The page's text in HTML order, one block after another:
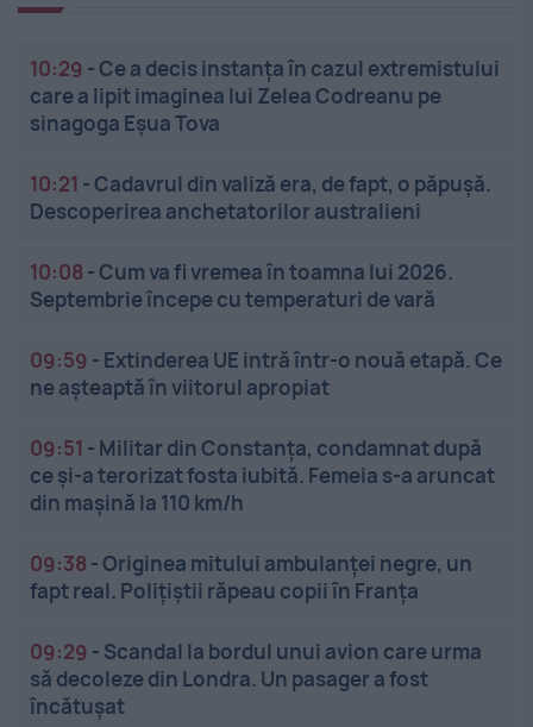
10:29 -Ce a decis instanța în cazul extremistului
care a lipit imaginea lui Zelea Codreanu pe
sinagoga Eșua Tova
10:21 -Cadavrul din valiză era, de fapt, o păpușă.
Descoperirea anchetatorilor australieni
10:08 -Cum va fi vremea în toamna lui 2026.
Septembrie începe cu temperaturi de vară
09:59 - Extinderea UE intră într-o nouă etapă. Ce
ne așteaptă în viitorul apropiat
09:51 - Militar din Constanța, condamnat după
ce și-a terorizat fosta iubită. Femeia s-a aruncat
din mașină la 110 km/h
09:38 -Originea mitului ambulanței negre, un
fapt real. Polițiștii răpeau copii în Franța
09:29 - Scandal la bordul unui avion care urma
să decoleze din Londra. Un pasager a fost
încătușat